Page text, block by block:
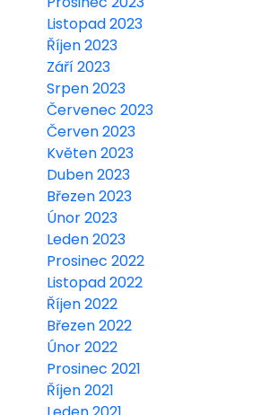
Listopad 2023
Říjen 2023
Září 2023
Srpen 2023
Červenec 2023
Červen 2023
Květen 2023
Duben 2023
Březen 2023
Únor 2023
Leden 2023
Prosinec 2022
Listopad 2022
Říjen 2022
Březen 2022
Únor 2022
Prosinec 2021
Říjen 2021